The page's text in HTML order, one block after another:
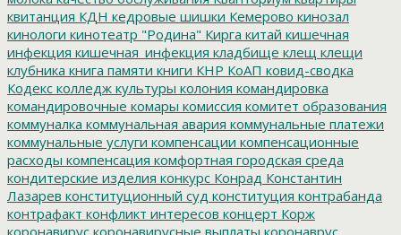
квитанция КДН кедровые шишки Кемерово кинозал
кинологи кинотеатр "Родина" Кирга китай кишечная
инфекция кишечная_инфекция кладбище клещ клещи
клубника книга памяти книги КНР КоАП ковид-сводка
Кодекс колледж культуры колония командировка
командировочные комары комиссия комитет образования
коммуналка коммунальная авария коммунальные платежи
коммунальные услуги компенсации компенсационные
расходы компенсация комфортная городская среда
кондитерские изделия конкурс Конрад Константин
Лазарев конституционный суд конституция контрабанда
контрафакт конфликт интересов концерт Корж
коронавирус коронавирусные выплаты коронаврус